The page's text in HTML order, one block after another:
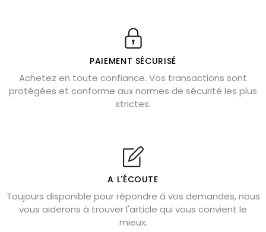
Véritable citrine naturelle non chauffée
Où placer la citrine dans la maison
Cornaline : propriétés magiques
Capricorne : quelles pierres choisir
Shungite : purification et protection
Bagues en labradorite argent 925
Lapis lazuli : propriétés et précautions
Citrine : propriétés magiques
PAIEMENT SÉCURISÉ
Achetez en toute confiance. Vos transactions sont
protégées et conforme aux normes de sécurité les plus
strictes.
A L'ÉCOUTE
Toujours disponible pour répondre à vos demandes, nous
vous aiderons à trouver l'article qui vous convient le
mieux.